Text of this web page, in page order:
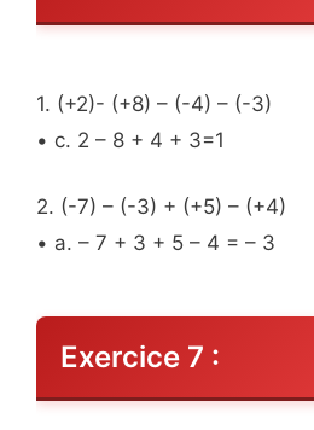
1. (+2)- (+8) – (-4) – (-3)
• c. 2 – 8 + 4 + 3=1
2. (-7) – (-3) + (+5) – (+4)
• a. – 7 + 3 + 5 – 4 = – 3
Exercice 7 :